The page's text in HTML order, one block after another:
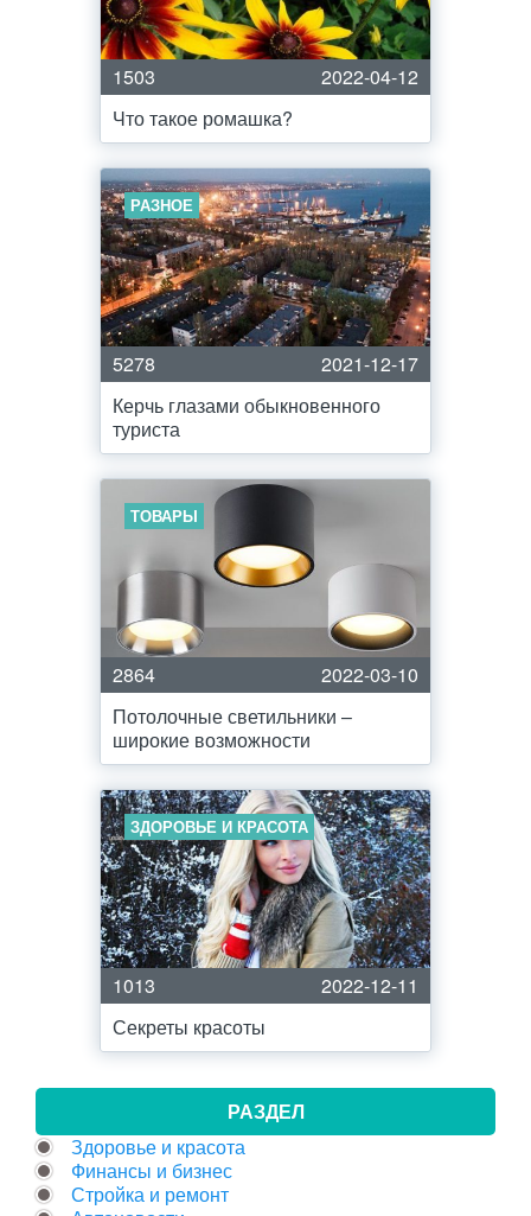
1503
2022-04-12
Что такое ромашка?
РАЗНОЕ
5278
2021-12-17
Керчь глазами обыкновенного
туриста
ТОВАРЫ
2864
2022-03-10
Потолочные светильники –
широкие возможности
ЗДОРОВЬЕ И КРАСОТА
1013
2022-12-11
Секреты красоты
РАЗДЕЛ
Здоровье и красота
Финансы и бизнес
Стройка и ремонт